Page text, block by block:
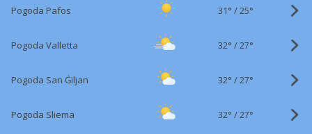
Pogoda Pafos 31° /25°
Pogoda Valletta 32° /27°
Pogoda San Ġiljan 32° /27°
Pogoda Sliema 32° /27°